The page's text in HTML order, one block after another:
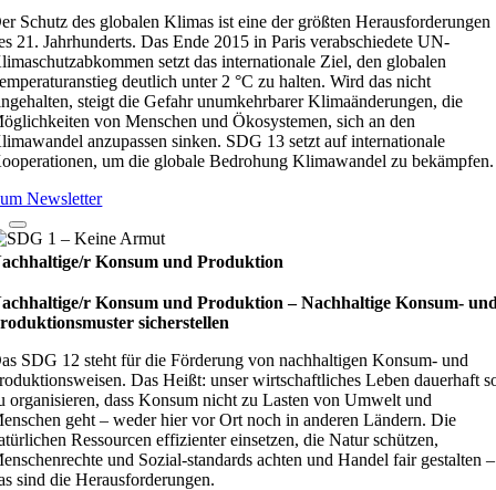
Schutz des globalen Klimas ist eine der größten Herausforderungen
21. Jahrhunderts. Das Ende 2015 in Paris verabschiedete UN-
setzt das internationale Ziel, den globalen
deutlich unter 2 °C zu halten. Wird das nicht
steigt die Gefahr unumkehrbarer Klimaänderungen, die
von Menschen und Ökosystemen, sich an den
anzupassen sinken. SDG 13 setzt auf internationale
um die globale Bedrohung Klimawandel zu bekämpfen.
Newsletter
r Konsum und Produktion
r Konsum und Produktion – Nach­hal­tige Kon­sum-
sicher­stel­len
SDG 12 steht für die Förderung von nachhaltigen Konsum- und
Das Heißt: unser wirtschaftliches Leben dauerhaft
organisieren, dass Konsum nicht zu Lasten von Umwelt und
geht – weder hier vor Ort noch in anderen Ländern. Die
Ressourcen effizienter einsetzen, die Natur schützen,
und Sozial-standards achten und Handel fair gestalten –
sind die Herausforderungen.